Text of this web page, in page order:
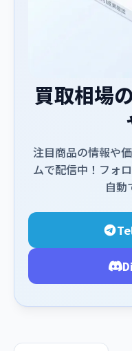
買取相場
注目商品の情報や
ムで配信中！フォ
自動